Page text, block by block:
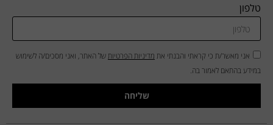
טלפון
אני מאשר/ת כי קראתי והבנתי את מדיניות הפרטיותשל האתר, ואני מסכים/ה לשימוש
במידע בהתאם לאמור בה.
שליחה